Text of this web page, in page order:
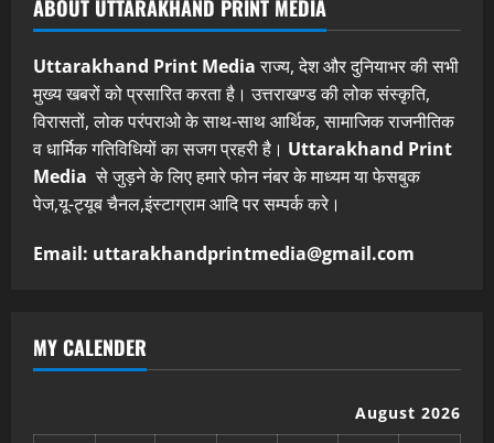
ABOUT UTTARAKHAND PRINT MEDIA
Uttarakhand Print Mediaराज्य, देश और दुनियाभर की सभी
मुख्य खबरों को प्रसारित करता है। उत्तराखण्ड की लोक संस्कृति,
विरासतों, लोक परंपराओ के साथ-साथ आर्थिक, सामाजिक राजनीतिक
व धार्मिक गतिविधियों का सजग प्रहरी है। Uttarakhand Print
Media से जुड़ने के लिए हमारे फोन नंबर के माध्यम या फेसबुक
पेज,यू-ट्यूब चैनल,इंस्टाग्राम आदि पर सम्पर्क करे।
Email: uttarakhandprintmedia@gmail.com
MY CALENDER
August 2026